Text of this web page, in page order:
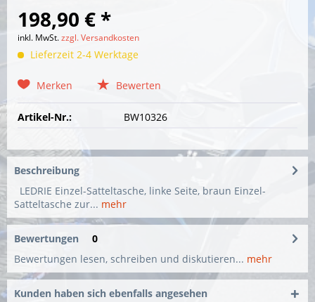
198,90 € *
inkl. MwSt.zzgl. Versandkosten
Lieferzeit 2-4 Werktage
Merken Bewerten
Artikel-Nr.: BW10326
Beschreibung
LEDRIE Einzel-Satteltasche, linke Seite, braun Einzel-
Satteltasche zur... mehr
Bewertungen
0
Bewertungen lesen, schreiben und diskutieren... mehr
Kunden haben sich ebenfalls angesehen